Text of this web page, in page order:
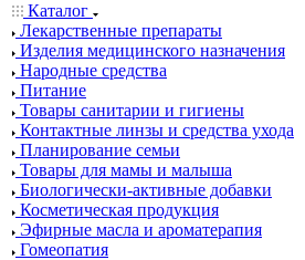
Каталог
Лекарственные препараты
Изделия медицинского назначения
Народные средства
Питание
Товары санитарии и гигиены
Контактные линзы и средства ухода
Планирование семьи
Товары для мамы и малыша
Биологически-активные добавки
Косметическая продукция
Эфирные масла и ароматерапия
Гомеопатия